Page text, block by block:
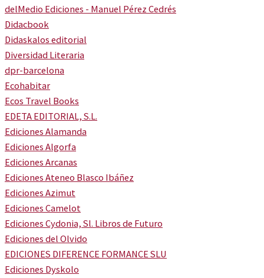
delMedio Ediciones - Manuel Pérez Cedrés
Didacbook
Didaskalos editorial
Diversidad Literaria
dpr-barcelona
Ecohabitar
Ecos Travel Books
EDETA EDITORIAL, S.L.
Ediciones Alamanda
Ediciones Algorfa
Ediciones Arcanas
Ediciones Ateneo Blasco Ibáñez
Ediciones Azimut
Ediciones Camelot
Ediciones Cydonia, Sl. Libros de Futuro
Ediciones del Olvido
EDICIONES DIFERENCE FORMANCE SLU
Ediciones Dyskolo